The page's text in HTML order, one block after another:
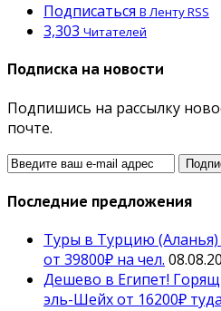
Подписаться В Ленту RSS
3,303 Читателей
Подписка на новости
Подпишись на рассылку
почте.
Последние предложения
Туры в Турцию
от 39800₽ на чел.
Дешево в Египет!
эль-Шейх от 16200₽